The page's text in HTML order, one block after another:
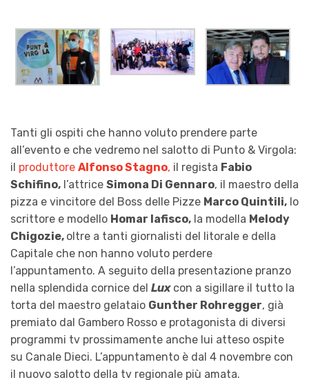
Tanti gli ospiti che hanno voluto prendere parte
all’evento e che vedremo nel salotto di Punto & Virgola:
il produttore Alfonso Stagno, il regista Fabio
Schifino, l’attrice Simona Di Gennaro, il maestro della
pizza e vincitore del Boss delle Pizze Marco Quintili, lo
scrittore e modello Homar Iafisco, la modella Melody
Chigozie, oltre a tanti giornalisti del litorale e della
Capitale che non hanno voluto perdere
l’appuntamento. A seguito della presentazione pranzo
nella splendida cornice del Luxcon a sigillare il tutto la
torta del maestro gelataio Gunther Rohregger, già
premiato dal Gambero Rosso e protagonista di diversi
programmi tv prossimamente anche lui atteso ospite
su Canale Dieci. L’appuntamento è dal 4 novembre con
il nuovo salotto della tv regionale più amata.